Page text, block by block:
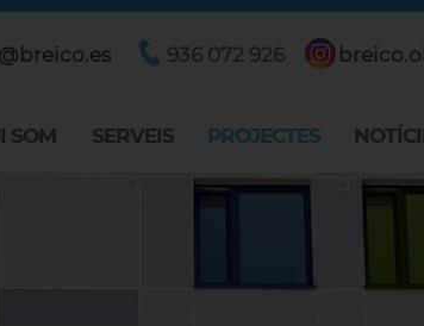
936 072 926
SOM SERVEIS PROJECTES